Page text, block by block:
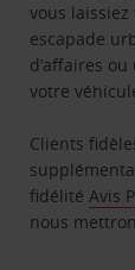
vous
escapade
d’affaires
votre
Clients
fidélitéAvis
nous